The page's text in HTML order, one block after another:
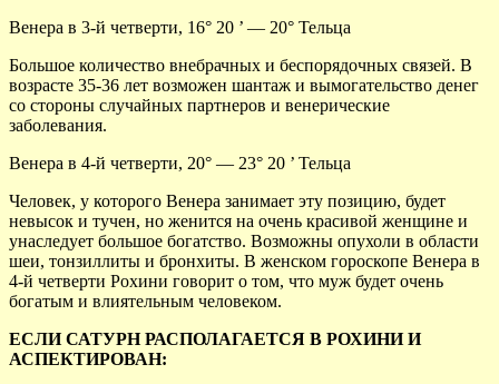
Венера в 3-й четверти, 16° 20 ’ — 20° Тельца
Большое количество внебрачных и беспорядочных связей. В
возрасте 35-36 лет возможен шантаж и вымогательство денег
со стороны случайных партнеров и венерические
заболевания.
Венера в 4-й четверти, 20° — 23° 20 ’ Тельца
Человек, у которого Венера занимает эту позицию, будет
невысок и тучен, но женится на очень красивой женщине и
унаследует большое богатство. Возможны опухоли в области
шеи, тонзиллиты и бронхиты. В женском гороскопе Венера в
4-й четверти Рохини говорит о том, что муж будет очень
богатым и влиятельным человеком.
ЕСЛИ САТУРН РАСПОЛАГАЕТСЯ В РОХИНИ И
АСПЕКТИРОВАН: